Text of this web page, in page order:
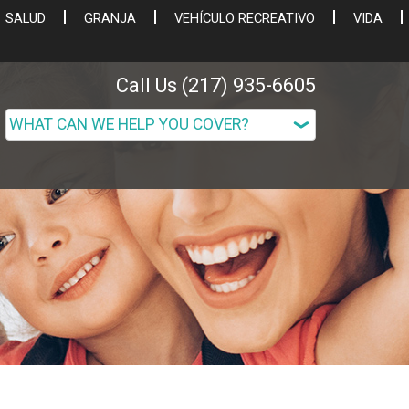
SALUD GRANJA VEHÍCULO RECREATIVO VIDA
Call Us (217) 935-6605